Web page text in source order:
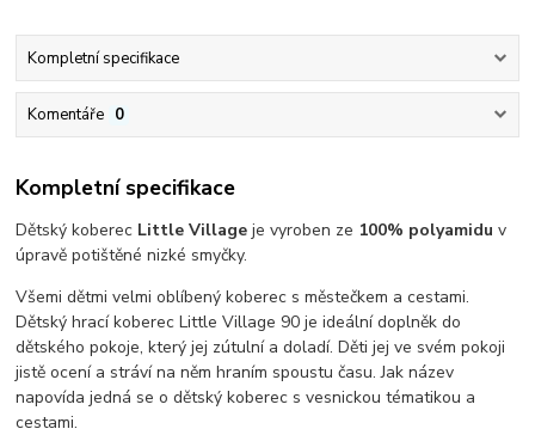
Kompletní specifikace
Komentáře 0
Kompletní specifikace
Dětský koberec Little Village je vyroben ze 100% polyamidu v
úpravě potištěné nizké smyčky.
Všemi dětmi velmi oblíbený koberec s městečkem a cestami.
Dětský hrací koberec Little Village 90 je ideální doplněk do
dětského pokoje, který jej zútulní a doladí. Děti jej ve svém pokoji
jistě ocení a stráví na něm hraním spoustu času. Jak název
napovída jedná se o dětský koberec s vesnickou tématikou a
cestami.